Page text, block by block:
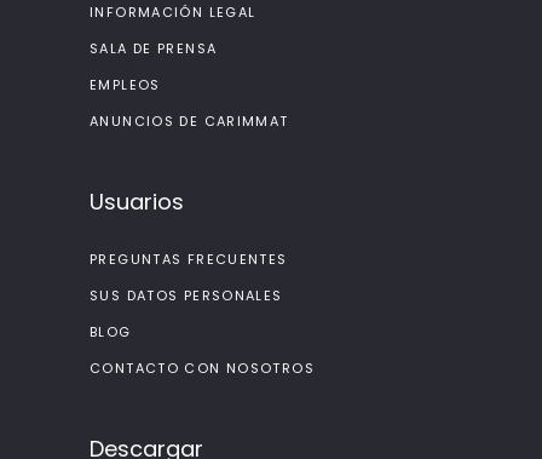
INFORMACIÓN LEGAL
SALA DE PRENSA
EMPLEOS
ANUNCIOS DE CARIMMAT
Usuarios
PREGUNTAS FRECUENTES
SUS DATOS PERSONALES
BLOG
CONTACTO CON NOSOTROS
Descargar